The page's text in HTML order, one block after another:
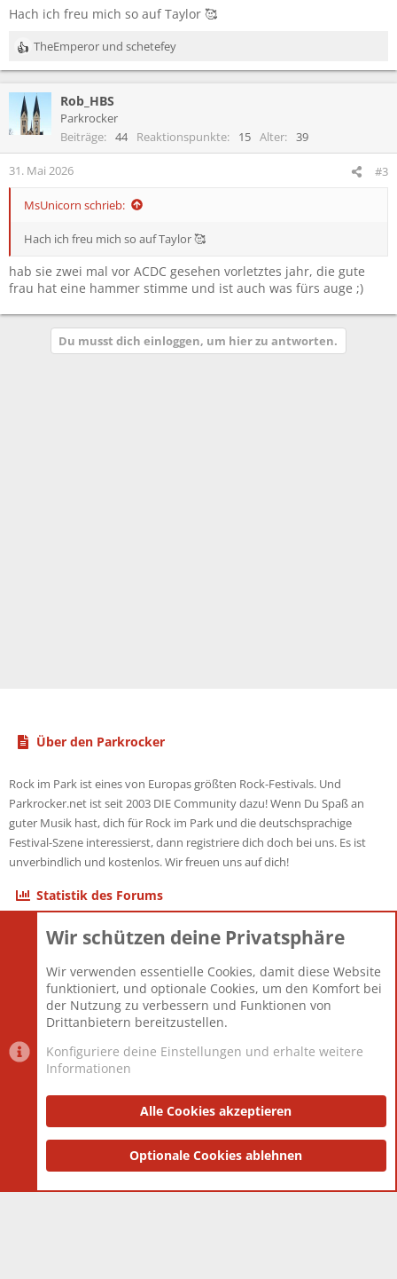
Hach ich freu mich so auf Taylor 🥰
R
e
i
n
e
TheEmperor und schetefey
Rob_HBS
Parkrocker
Beiträge
44 Reaktionspunkte 15 Alter 39
31. Mai 2026 #3
MsUnicorn schrieb:
Hach ich freu mich so auf Taylor 🥰
hab sie zwei mal vor ACDC gesehen vorletztes jahr, die gute
frau hat eine hammer stimme und ist auch was fürs auge ;)
Du musst dich einloggen, um hier zu antworten.
Über den Parkrocker
Rock im Park ist eines von Europas größten Rock-Festivals. Und
Parkrocker.net ist seit 2003 DIE Community dazu! Wenn Du Spaß an
guter Musik hast, dich für Rock im Park und die deutschsprachige
Festival-Szene interessierst, dann registriere dich doch bei uns. Es ist
unverbindlich und kostenlos. Wir freuen uns auf dich!
Statistik des Forums
Themen
Mitglieder
12.425
Neuestes Mitglied
Toddster85
Datenschutzerklärung Impressum
Community platform by XenForo® © 2010-2025 XenForo Ltd.
and add-ons by ThemeHouse
Wir schützen deine Privatsphäre
Wir verwenden essentielle Cookies, damit diese Website
funktioniert, und optionale Cookies, um den Komfort bei
der Nutzung zu verbessern und Funktionen von
Drittanbietern bereitzustellen.
Konfiguriere deine Einstellungen und erhalte weitere
Informationen
Alle Cookies akzeptieren
Optionale Cookies ablehnen